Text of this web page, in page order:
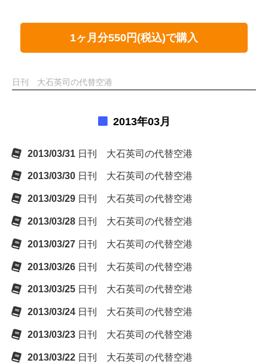
1ヶ月分550円(税込)で購入
日刊 大石英司の代替空港
2013年03月
2013/03/31 日刊 大石英司の代替空港
2013/03/30 日刊 大石英司の代替空港
2013/03/29 日刊 大石英司の代替空港
2013/03/28 日刊 大石英司の代替空港
2013/03/27 日刊 大石英司の代替空港
2013/03/26 日刊 大石英司の代替空港
2013/03/25 日刊 大石英司の代替空港
2013/03/24 日刊 大石英司の代替空港
2013/03/23 日刊 大石英司の代替空港
2013/03/22 日刊 大石英司の代替空港